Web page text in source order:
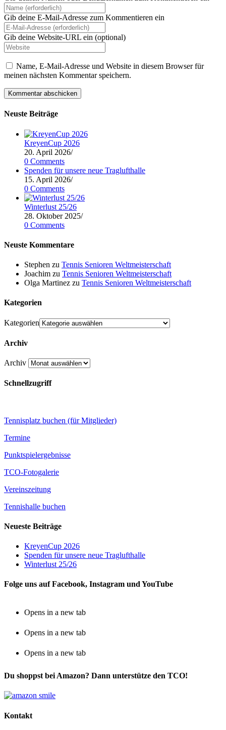
Gib deine E-Mail-Adresse zum Kommentieren ein
Gib deine Website-URL ein (optional)
Name, E-Mail-Adresse und Website in diesem Browser für
meinen nächsten Kommentar speichern.
Neuste Beiträge
KreyenCup 2026
20. April 2026/
0 Comments
Spenden für unsere neue Traglufthalle
15. April 2026/
0 Comments
Winterlust 25/26
28. Oktober 2025/
0 Comments
Neuste Kommentare
Stephen zu Tennis Senioren Weltmeisterschaft
Joachim zu Tennis Senioren Weltmeisterschaft
Olga Martinez zu Tennis Senioren Weltmeisterschaft
Kategorien
Kategorien
Archiv
Archiv
Schnellzugriff
Tennisplatz buchen (für Mitglieder)
Termine
Punktspielergebnisse
TCO-Fotogalerie
Vereinszeitung
Tennishalle buchen
Neueste Beiträge
KreyenCup 2026
Spenden für unsere neue Traglufthalle
Winterlust 25/26
Folge uns auf Facebook, Instagram und YouTube
Opens in a new tab
Opens in a new tab
Opens in a new tab
Du shoppst bei Amazon? Dann unterstütze den TCO!
Kontakt